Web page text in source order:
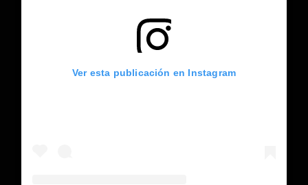
Ver esta publicación en Instagram